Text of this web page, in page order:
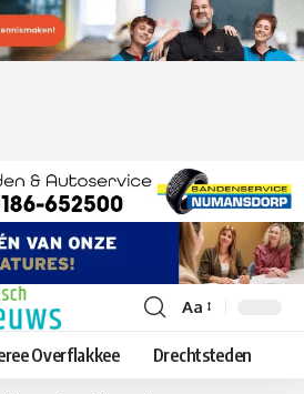
Lettergrootte
aanpassen
Aa
Overflakkee Drechtsteden